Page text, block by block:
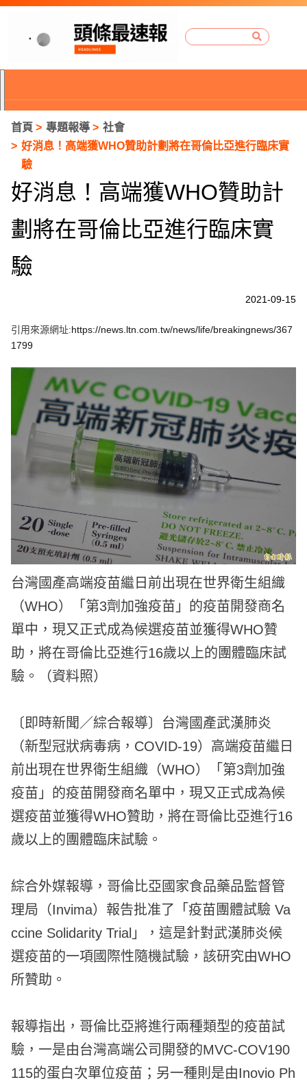
首頁 專題報導
社會
好消息！高端獲WHO贊助計劃將在哥倫比亞進行臨床實
驗
好消息！高端獲WHO贊助計
劃將在哥倫比亞進行臨床實
驗
2021-09-15
引用來源網址:https://news.ltn.com.tw/news/life/breakingnews/367
1799
台灣國產高端疫苗繼日前出現在世界衛生組織
（WHO）「第3劑加強疫苗」的疫苗開發商名
單中，現又正式成為候選疫苗並獲得WHO贊
助，將在哥倫比亞進行16歲以上的團體臨床試
驗。（資料照）
〔即時新聞／綜合報導〕台灣國產武漢肺炎
（新型冠狀病毒病，COVID-19）高端疫苗繼日
前出現在世界衛生組織（WHO）「第3劑加強
疫苗」的疫苗開發商名單中，現又正式成為候
選疫苗並獲得WHO贊助，將在哥倫比亞進行16
歲以上的團體臨床試驗。
綜合外媒報導，哥倫比亞國家食品藥品監督管
理局（Invima）報告批准了「疫苗團體試驗 Va
ccine Solidarity Trial」，這是針對武漢肺炎候
選疫苗的一項國際性隨機試驗，該研究由WHO
所贊助。
報導指出，哥倫比亞將進行兩種類型的疫苗試
驗，一是由台灣高端公司開發的MVC-COV190
115的蛋白次單位疫苗；另一種則是由Inovio Ph